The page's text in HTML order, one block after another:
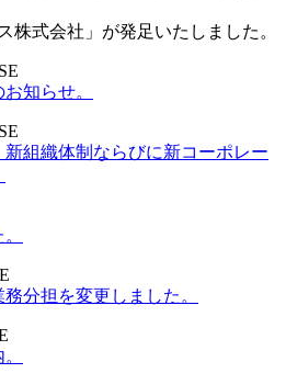
株式会社」が発足いたしました。
知らせ。
組織体制ならびに新コーポレー
分担を変更しました。